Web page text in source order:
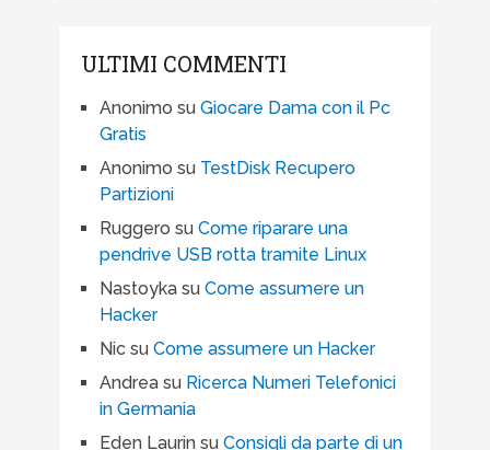
ULTIMI COMMENTI
Anonimo su Giocare Dama con il Pc
Gratis
Anonimo su TestDisk Recupero
Partizioni
Ruggero su Come riparare una
pendrive USB rotta tramite Linux
Nastoykasu Come assumere un
Hacker
Nicsu Come assumere un Hacker
Andreasu Ricerca Numeri Telefonici
in Germania
Eden Laurinsu Consigli da parte di un